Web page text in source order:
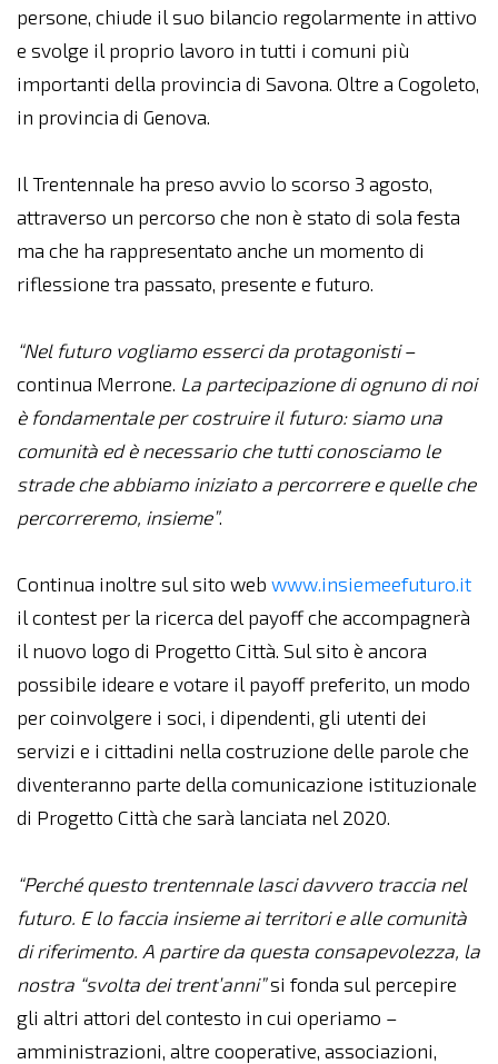
persone, chiude il suo bilancio regolarmente in attivo
e svolge il proprio lavoro in tutti i comuni più
importanti della provincia di Savona. Oltre a Cogoleto,
in provincia di Genova.
Il Trentennale ha preso avvio lo scorso 3 agosto,
attraverso un percorso che non è stato di sola festa
ma che ha rappresentato anche un momento di
riflessione tra passato, presente e futuro.
“Nel futuro vogliamo esserci da protagonisti–
continua Merrone. La partecipazione di ognuno di noi
è fondamentale per costruire il futuro: siamo una
comunità ed è necessario che tutti conosciamo le
strade che abbiamo iniziato a percorrere e quelle che
percorreremo, insieme”.
Continua inoltre sul sito web www.insiemeefuturo.it
il contest per la ricerca del payoff che accompagnerà
il nuovo logo di Progetto Città. Sul sito è ancora
possibile ideare e votare il payoff preferito, un modo
per coinvolgere i soci, i dipendenti, gli utenti dei
servizi e i cittadini nella costruzione delle parole che
diventeranno parte della comunicazione istituzionale
di Progetto Città che sarà lanciata nel 2020.
“Perché questo trentennale lasci davvero traccia nel
futuro. E lo faccia insieme ai territori e alle comunità
di riferimento. A partire da questa consapevolezza, la
nostra “svolta dei trent’anni”si fonda sul percepire
gli altri attori del contesto in cui operiamo –
amministrazioni, altre cooperative, associazioni,